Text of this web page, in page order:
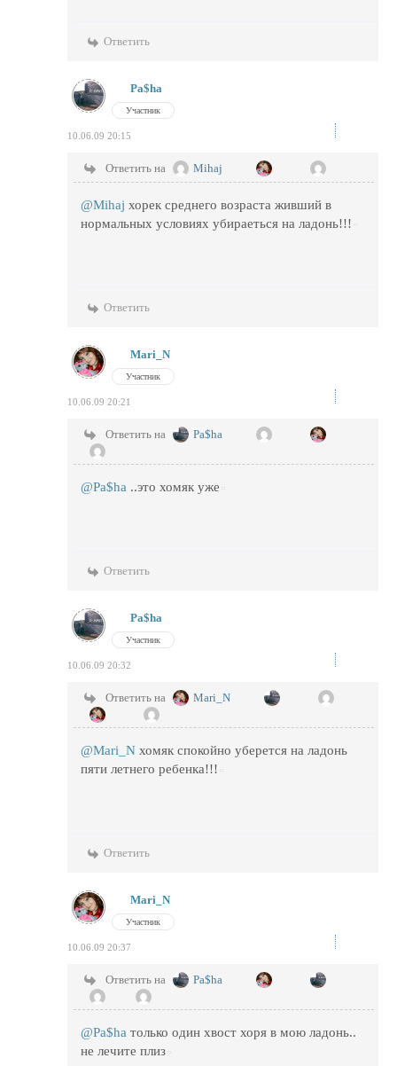
Ответить
Pa$ha
Участник
10.06.09 20:15
Ответить на Mihaj
@Mihaj хорек среднего возраста живший в
нормальных условиях убираеться на ладонь!!!
Ответить
Mari_N
Участник
10.06.09 20:21
Ответить на Pa$ha
@Pa$ha ..это хомяк уже
Ответить
Pa$ha
Участник
10.06.09 20:32
Ответить на Mari_N
@Mari_N хомяк спокойно уберется на ладонь
пяти летнего ребенка!!!
Ответить
Mari_N
Участник
10.06.09 20:37
Ответить на Pa$ha
@Pa$ha только один хвост хоря в мою ладонь..
не лечите плиз